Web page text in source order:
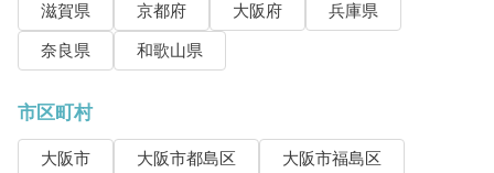
滋賀県 京都府 大阪府
兵庫県
奈良県
和歌山県
市区町村
大阪市 大阪市都島区
大阪市福島区